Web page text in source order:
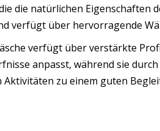
die natürlichen Eigenschaften
verfügt über hervorragende
verfügt über verstärkte
anpasst, während sie
zu einem guten